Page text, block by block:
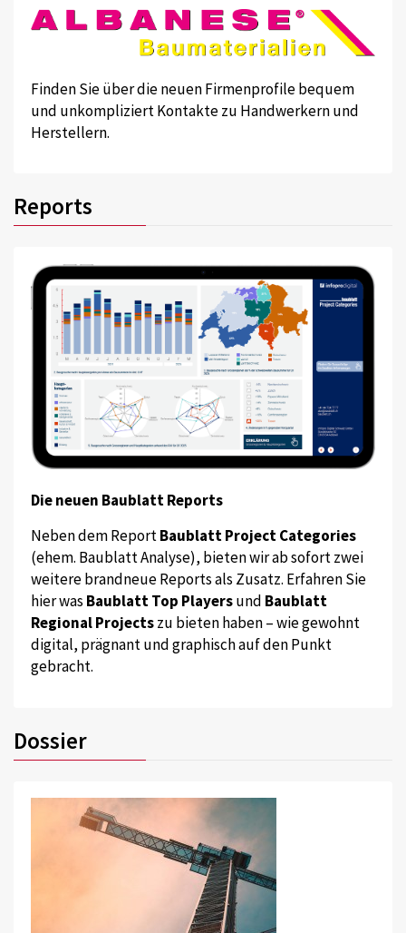
Finden Sie über die neuen Firmenprofile bequem
und unkompliziert Kontakte zu Handwerkern und
Herstellern.
Reports
Die neuen Baublatt Reports
Neben dem ReportBaublatt Project Categories
(ehem. Baublatt Analyse), bieten wir ab sofort zwei
weitere brandneue Reports als Zusatz. Erfahren Sie
hier was Baublatt Top Playersund Baublatt
Regional Projectszu bieten haben – wie gewohnt
digital, prägnant und graphisch auf den Punkt
gebracht.
Dossier